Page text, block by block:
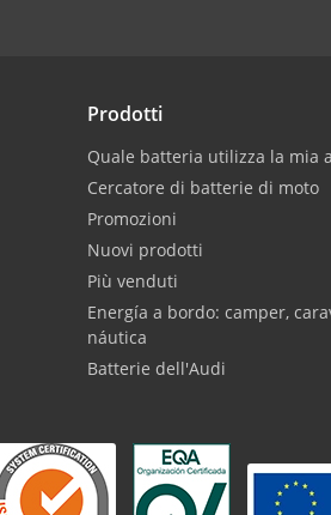
Prodotti
Quale batteria utilizza la mia
Cercatore di batterie di moto
Promozioni
Nuovi prodotti
Più venduti
Energía a bordo: camper,
náutica
Batterie dell'Audi